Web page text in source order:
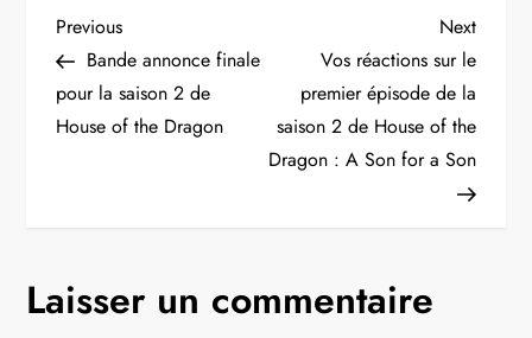
N
a
v
a
Previous
Post
Previous
Bande annonce finale
pour la saison 2 de
House of the Dragon
Next
Post
Next
Vos réactions sur le
premier épisode de la
saison 2 de House of the
Dragon : A Son for a Son
Laisser un commentaire